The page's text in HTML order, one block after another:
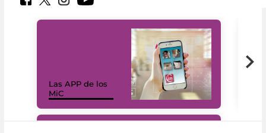
Las APP de los
MiC